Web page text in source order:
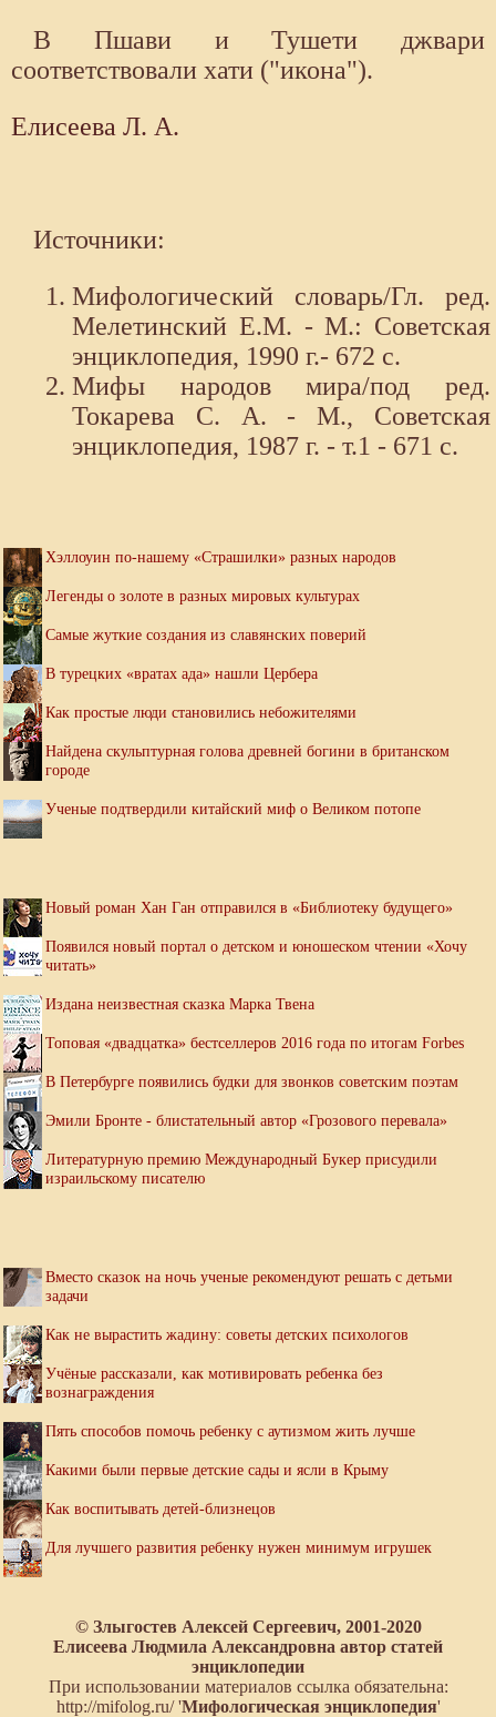
В Пшави и Тушети джвари
соответствовали хати ("икона").
Елисеева Л. А.
Источники:
Мифологический словарь/Гл. ред.
Мелетинский Е.М. - М.: Советская
энциклопедия, 1990 г.- 672 с.
Мифы народов мира/под ред.
Токарева С. А. - М., Советская
энциклопедия, 1987 г. - т.1 - 671 с.
Хэллоуин по-нашему «Страшилки» разных народов
Легенды о золоте в разных мировых культурах
Самые жуткие создания из славянских поверий
В турецких «вратах ада» нашли Цербера
Как простые люди становились небожителями
Найдена скульптурная голова древней богини в британском
городе
Ученые подтвердили китайский миф о Великом потопе
Новый роман Хан Ган отправился в «Библиотеку будущего»
Появился новый портал о детском и юношеском чтении «Хочу
читать»
Издана неизвестная сказка Марка Твена
Топовая «двадцатка» бестселлеров 2016 года по итогам Forbes
В Петербурге появились будки для звонков советским поэтам
Эмили Бронте - блистательный автор «Грозового перевала»
Литературную премию Международный Букер присудили
израильскому писателю
Вместо сказок на ночь ученые рекомендуют решать с детьми
задачи
Как не вырастить жадину: советы детских психологов
Учёные рассказали, как мотивировать ребенка без
вознаграждения
Пять способов помочь ребенку с аутизмом жить лучше
Какими были первые детские сады и ясли в Крыму
Как воспитывать детей-близнецов
Для лучшего развития ребенку нужен минимум игрушек
© Злыгостев Алексей Сергеевич, 2001-2020
Елисеева Людмила Александровна автор статей
энциклопедии
При использовании материалов ссылка обязательна:
http://mifolog.ru/ 'Мифологическая энциклопедия'